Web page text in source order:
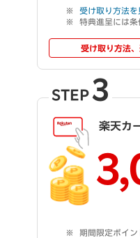
受け取り方法を
特典進呈には条
受け取り方法
STEP 3
楽天カ
期間限定ポイン